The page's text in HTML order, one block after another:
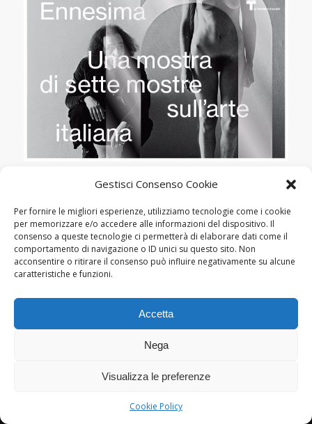
Gestisci Consenso Cookie
Per fornire le migliori esperienze, utilizziamo tecnologie come i cookie
per memorizzare e/o accedere alle informazioni del dispositivo. Il
consenso a queste tecnologie ci permetterà di elaborare dati come il
comportamento di navigazione o ID unici su questo sito. Non
acconsentire o ritirare il consenso può influire negativamente su alcune
caratteristiche e funzioni.
Accetta
Nega
Visualizza le preferenze
Cookie Policy
MOSTRE
“ENNESIMA. UNA MOSTRA DI
SETTE MOSTRE SULL’ARTE
ITALIANA”
© Copyright Lamberto Pignotti, 2022-2026 - Powered by